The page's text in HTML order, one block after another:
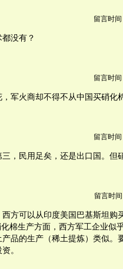
留言时间
没有？
留言时间
军火商却不得不从中国买硝化
留言时间
，民用足矣，还是出口国。但
留言时间
方可以从印度美国巴基斯坦购
棉生产方面，西方军工企业似
品的生产（稀土提炼）类似。
。